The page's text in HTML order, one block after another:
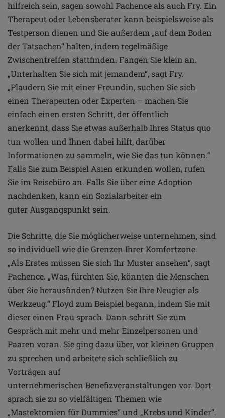
hilfreich sein, sagen sowohl Pachence als auch Fry. Ein
Therapeut oder Lebensberater kann beispielsweise als
Testperson dienen und Sie außerdem „auf dem Boden
der Tatsachen“ halten,indem regelmäßige
Zwischentreffen stattfinden. Fangen Sie klein an.
„Unterhalten Sie sich mit jemandem“, sagt Fry.
„Plaudern Sie mit einer Freundin, suchen Sie sich
einen Therapeuten oder Experten – machen Sie
einfach einen ersten Schritt, der öffentlich
anerkennt,dass Sie etwas außerhalb Ihres Status quo
tun wollen und Ihnen dabei hilft, darüber
Informationen zu sammeln, wie Sie das tun können.“
Falls Sie zum Beispiel Asien erkunden wollen, rufen
Sie im Reisebüro an. Falls Sie über eine Adoption
nachdenken, kann ein Sozialarbeiter ein
guter Ausgangspunkt sein.
Die Schritte, die Sie möglicherweise unternehmen, sind
so individuell wie die Grenzen Ihrer Komfortzone.
„AlsErstes müssen Sie sich Ihr Muster ansehen“, sagt
Pachence. „Was, fürchten Sie, könnten die Menschen
über Sieherausfinden? Nutzen Sie Ihre Neugier als
Werkzeug.“Floyd zum Beispiel begann, indem Sie mit
dieser einen Frau sprach. Dann schritt Sie zum
Gespräch mit mehr und mehr Einzelpersonen und
Paaren voran. Sie ging dazu über, vor kleinen Gruppen
zu sprechen und arbeitete sich schließlich zu
Vorträgen auf
unternehmerischen Benefizveranstaltungen vor. Dort
sprach sie zu so vielfältigen Themen wie
„Mastektomien für Dummies“ und „Krebs und Kinder“.